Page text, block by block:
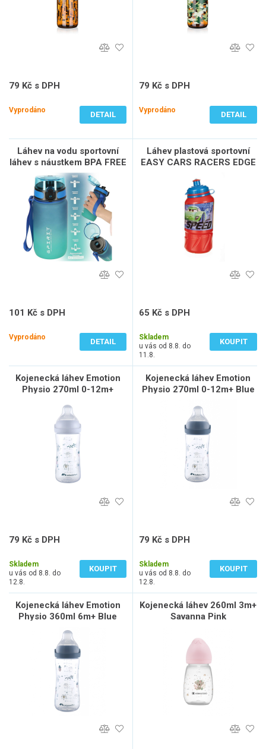
79 Kč s DPH
Vyprodáno
DETAIL
79 Kč s DPH
Vyprodáno
DETAIL
Láhev na vodu sportovní
láhev s náustkem BPA FREE
600ml modrozelená
101 Kč s DPH
Vyprodáno
DETAIL
Láhev plastová sportovní
EASY CARS RACERS EDGE
65 Kč s DPH
Skladem
u vás od 8.8. do
11.8.
KOUPIT
Kojenecká láhev Emotion
Physio 270ml 0-12m+
79 Kč s DPH
Skladem
u vás od 8.8. do
12.8.
KOUPIT
Kojenecká láhev Emotion
Physio 270ml 0-12m+ Blue
79 Kč s DPH
Skladem
u vás od 8.8. do
12.8.
KOUPIT
Kojenecká láhev Emotion
Physio 360ml 6m+ Blue
Kojenecká láhev 260ml 3m+
Savanna Pink